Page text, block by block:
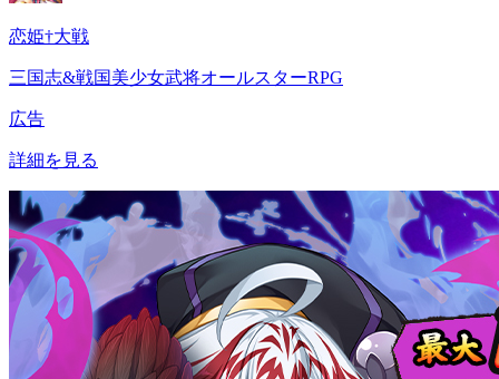
恋姫†大戦
三国志&戦国美少女武将オールスターRPG
広告
詳細を見る